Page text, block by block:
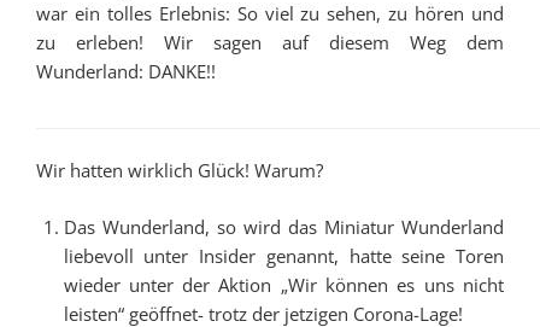
war ein tolles Erlebnis: So viel zu sehen, zu hören und
zu erleben! Wir sagen auf diesem Weg dem
Wunderland: DANKE!!
Wir hatten wirklich Glück! Warum?
Das Wunderland, so wird das Miniatur Wunderland
liebevoll unter Insider genannt, hatte seine Toren
wieder unter der Aktion „Wir können es uns nicht
leisten“ geöffnet- trotz der jetzigen Corona-Lage!